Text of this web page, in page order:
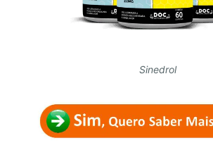
Sinedrol